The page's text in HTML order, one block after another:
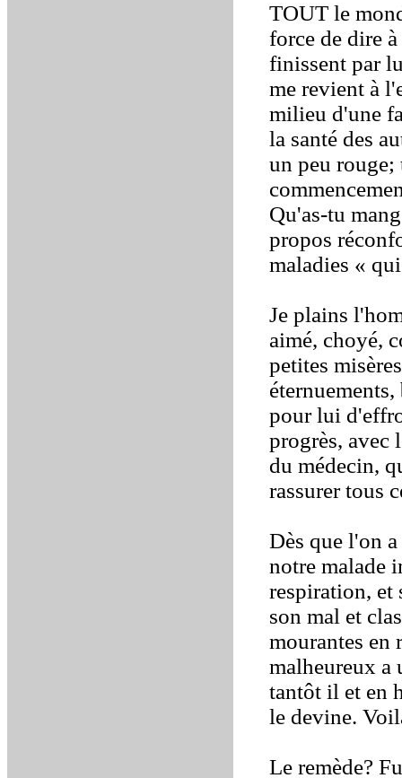
TOUT le
force de dire
finissent par
me revient à
milieu d'une
la santé des
un peu
Qu'as-tu
propos
maladies «
Je plains
aimé, choyé,
petites
éternuements,
pour lui
progrès, avec
du médecin,
rassurer tous
Dès que l'on
notre malade
respiration, et
son mal et
mourantes en
malheureux a
tantôt il et en
le devine.
Le remède?